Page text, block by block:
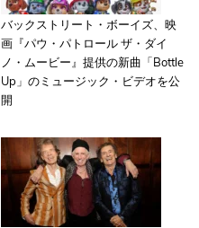
バックストリート・ボーイズ、映
画『パウ・パトロール ザ・ダイ
ノ・ムービー』提供の新曲「Bottle
Up」のミュージック・ビデオを公
開